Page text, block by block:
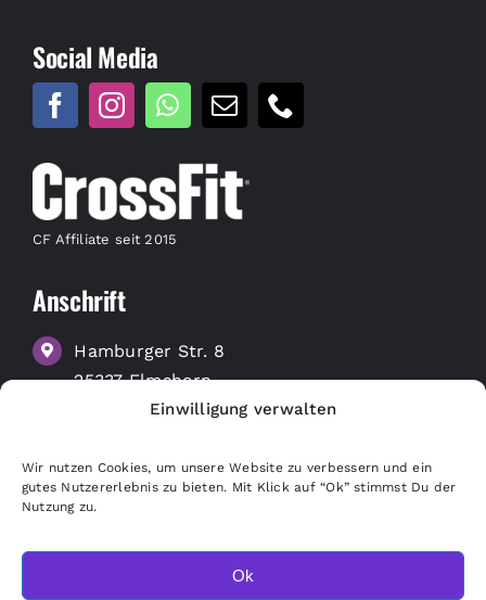
Einwilligung verwalten
Wir nutzen Cookies, um unsere Website zu verbessern und ein
gutes Nutzererlebnis zu bieten. Mit Klick auf “Ok” stimmst Du der
Nutzung zu.
Ok
Social Media
CF Affiliate seit 2015
Anschrift
Hamburger Str. 8
25337 Elmshorn
Nützliche Links
Freunde empfehlen